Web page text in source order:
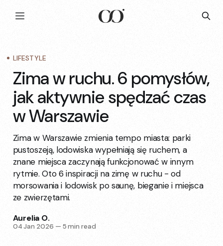
LIFESTYLE
Zima w ruchu. 6 pomysłów,
jak aktywnie spędzać czas
w Warszawie
Zima w Warszawie zmienia tempo miasta: parki
pustoszeją, lodowiska wypełniają się ruchem, a
znane miejsca zaczynają funkcjonować w innym
rytmie. Oto 6 inspiracji na zimę w ruchu - od
morsowania i lodowisk po saunę, bieganie i miejsca
ze zwierzętami.
Aurelia O.
04 Jan 2026 — 5 min read